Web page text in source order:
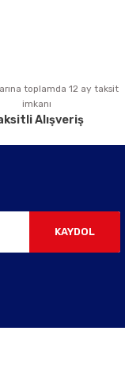
toplamda 12 ay taksit
imkanı
Alışveriş
KAYDOL